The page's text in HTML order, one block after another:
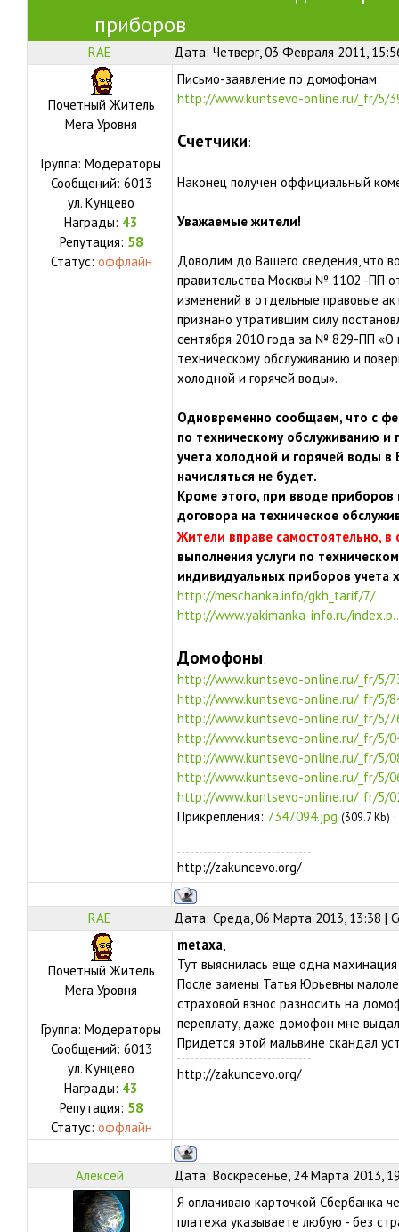
приборов
RAE Дата: Четверг, 03 Февраля 2011,
Почетный Житель
Мега Уровня
Группа: Модераторы
Сообщений: 6013
ул. Кунцево
Награды: 43
Репутация: 58
Статус: оффлайн
Письмо-заявление по домофонам:
http://www.kuntsevo-online.ru/_fr/5/
Счетчики:
Наконец получен оффициальный
Уважаемые жители!
Доводим до Вашего сведения, что
правительства Москвы № 1102 -ПП
изменений в отдельные правовые
признано утратившим силу
сентября 2010 года за № 829-ПП «О
техническому обслуживанию и
холодной и горячей воды».
Одновременно сообщаем, что с
по техническому обслуживанию
учета холодной и горячей воды
начисляться не будет.
Кроме этого, при вводе приборов
договора на техническое
Жители вправе самостоятельно, в
выполнения услуги по
индивидуальных приборов учета
http://meschanka.info/gkh_tarif/7/
http://www.yakimanka-info.ru/
Домофоны:
http://www.kuntsevo-online.ru/_fr/5/
http://www.kuntsevo-online.ru/_fr/5/
http://www.kuntsevo-online.ru/_fr/5/
http://www.kuntsevo-online.ru/_fr/5/
http://www.kuntsevo-online.ru/_fr/5/
http://www.kuntsevo-online.ru/_fr/5/
http://www.kuntsevo-online.ru/_fr/5/
Прикрепления: 7347094.jpg (309.7 Kb) ·
http://zakuncevo.org/
RAE Дата: Среда, 06 Марта 2013, 13:38 |
Почетный Житель
Мега Уровня
Группа: Модераторы
Сообщений: 6013
ул. Кунцево
Награды: 43
Репутация: 58
Статус: оффлайн
metaxa,
Тут выяснилась еще одна
После замены Татья Юрьевны
страховой взнос разносить на
переплату, даже домофон мне
Придется этой мальвине скандал
http://zakuncevo.org/
Алексей Дата: Воскресенье, 24 Марта 2013,
Я оплачиваю карточкой Сбербанка
платежа указываете любую - без